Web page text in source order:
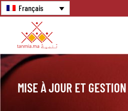
Français
MISE À JOUR ET